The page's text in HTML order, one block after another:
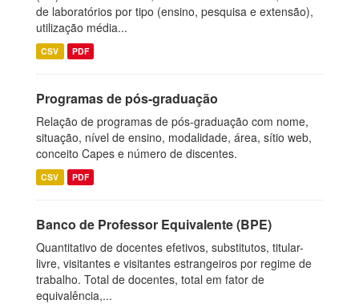
de laboratórios por tipo (ensino, pesquisa e extensão),
utilização média...
CSV PDF
Programas de pós-graduação
Relação de programas de pós-graduação com nome,
situação, nível de ensino, modalidade, área, sítio web,
conceito Capes e número de discentes.
CSV PDF
Banco de Professor Equivalente (BPE)
Quantitativo de docentes efetivos, substitutos, titular-
livre, visitantes e visitantes estrangeiros por regime de
trabalho. Total de docentes, total em fator de
equivalência,...